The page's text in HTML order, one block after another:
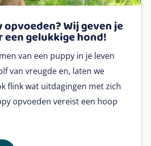
opvoeden? Wij geven je
een gelukkige hond!
van een puppy in je leven
van vreugde en, laten we
flink wat uitdagingen met zich
opvoeden vereist een hoop